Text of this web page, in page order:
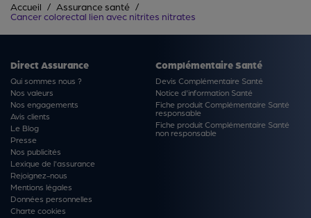
Accueil
Assurance santé
Cancer colorectal lien avec nitrites nitrates
Direct Assurance
Qui sommes nous ?
Nos valeurs
Nos engagements
Avis clients
Le Blog
Presse
Nos publicités
Lexique de l'assurance
Rejoignez-nous
Mentions légales
Données personnelles
Charte cookies
Complémentaire Santé
Devis Complémentaire Santé
Notice d'information Santé
Fiche produit Complémentaire Santé
responsable
Fiche produit Complémentaire Santé
non responsable